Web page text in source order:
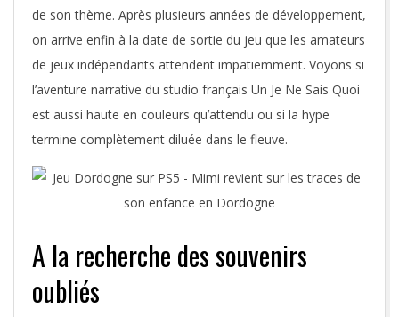
de son thème. Après plusieurs années de développement,
on arrive enfin à la date de sortie du jeu que les amateurs
de jeux indépendants attendent impatiemment. Voyons si
l’aventure narrative du studio français Un Je Ne Sais Quoi
est aussi haute en couleurs qu’attendu ou si la hype
termine complètement diluée dans le fleuve.
A la recherche des souvenirs
oubliés